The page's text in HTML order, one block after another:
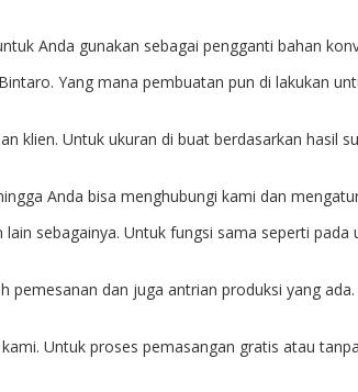
Anda gunakan sebagai pengganti bahan
Yang mana pembuatan pun di lakukan
klien. Untuk ukuran di buat berdasarkan hasil
Anda bisa menghubungi kami dan
sebagainya. Untuk fungsi sama seperti pada
dan juga antrian produksi yang
Untuk proses pemasangan gratis atau